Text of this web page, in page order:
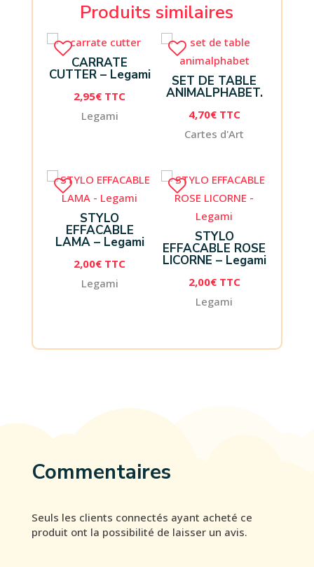
Produits similaires
CARRATE
CUTTER – Legami
2,95€ TTC
Legami
SET DE TABLE
ANIMALPHABET.
4,70€ TTC
Cartes d'Art
STYLO
EFFACABLE
LAMA – Legami
2,00€ TTC
Legami
STYLO
EFFACABLE ROSE
LICORNE – Legami
2,00€ TTC
Legami
Commentaires
Seuls les clients connectés ayant acheté ce
produit ont la possibilité de laisser un avis.